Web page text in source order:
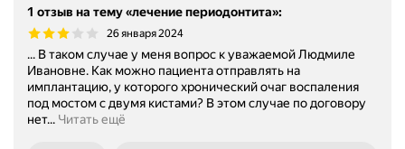
1 отзыв на тему «лечение периодонтита»:
26 января 2024
... В таком случае у меня вопрос к уважаемой Людмиле
Ивановне. Как можно пациента отправлять на
имплантацию, у которого хронический очаг воспаления
под мостом с двумя кистами? В этом случае по договору
нет... Читать ещё